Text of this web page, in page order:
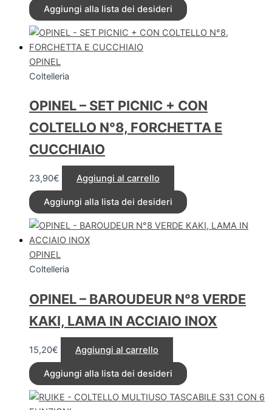
Aggiungi alla lista dei desideri
OPINEL
Coltelleria
OPINEL – SET PICNIC + CON
COLTELLO N°8, FORCHETTA E
CUCCHIAIO
23,90€ Aggiungi al carrello
Aggiungi alla lista dei desideri
OPINEL
Coltelleria
OPINEL – BAROUDEUR N°8 VERDE
KAKI, LAMA IN ACCIAIO INOX
15,20€ Aggiungi al carrello
Aggiungi alla lista dei desideri